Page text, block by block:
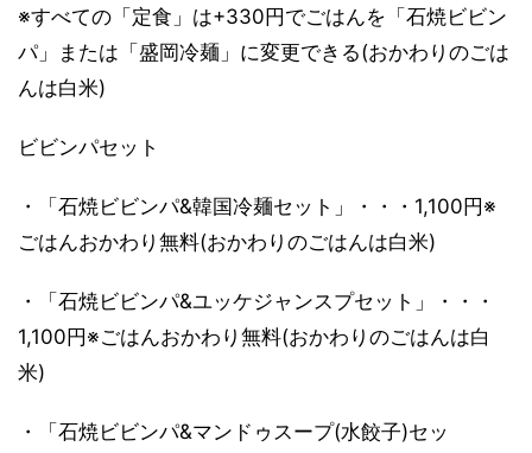
※すべての「定食」は+330円でごはんを「石焼ビビン
パ」または「盛岡冷麺」に変更できる(おかわりのごは
んは白米)
ビビンパセット
・「石焼ビビンパ&韓国冷麺セット」・・・1,100円※
ごはんおかわり無料(おかわりのごはんは白米)
・「石焼ビビンパ&ユッケジャンスプセット」・・・
1,100円※ごはんおかわり無料(おかわりのごはんは白
米)
・「石焼ビビンパ&マンドゥスープ(水餃子)セッ